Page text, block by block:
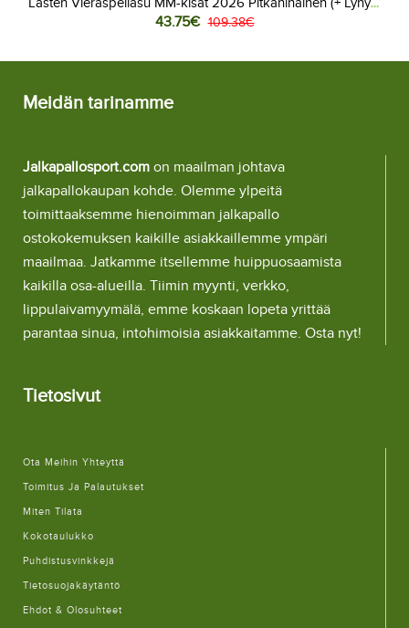
housut)
43.75€ 109.38€
Meidän tarinamme
Jalkapallosport.com on maailman johtava
jalkapallokaupan kohde. Olemme ylpeitä
toimittaaksemme hienoimman jalkapallo
ostokokemuksen kaikille asiakkaillemme ympäri
maailmaa. Jatkamme itsellemme huippuosaamista
kaikilla osa-alueilla. Tiimin myynti, verkko,
lippulaivamyymälä, emme koskaan lopeta yrittää
parantaa sinua, intohimoisia asiakkaitamme. Osta nyt!
Tietosivut
Ota Meihin Yhteyttä
Toimitus Ja Palautukset
Miten Tilata
Kokotaulukko
Puhdistusvinkkejä
Tietosuojakäytäntö
Ehdot & Olosuhteet